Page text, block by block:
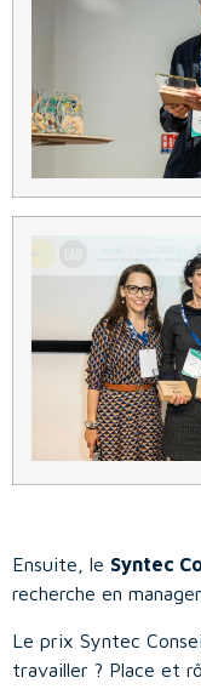
Ensuite, le Syntec
recherche en
Le prix Syntec
travailler ? Place et